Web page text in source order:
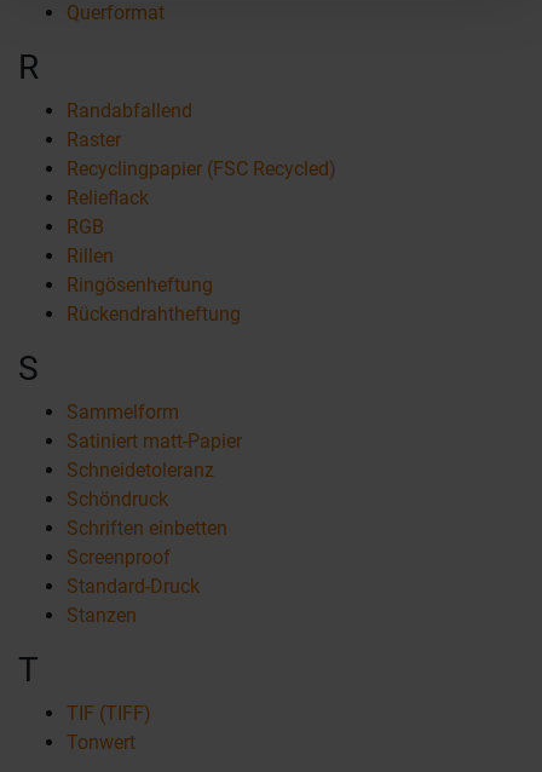
Querformat
R
Randabfallend
Raster
Recyclingpapier (FSC Recycled)
Relieflack
RGB
Rillen
Ringösenheftung
Rückendrahtheftung
S
Sammelform
Satiniert matt-Papier
Schneidetoleranz
Schöndruck
Schriften einbetten
Screenproof
Standard-Druck
Stanzen
T
TIF (TIFF)
Tonwert